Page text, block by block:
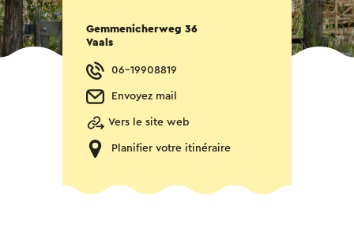
Gemmenicherweg 36
Vaals
06-19908819
Envoyez mail
Vers le site web
Planifier votre itinéraire